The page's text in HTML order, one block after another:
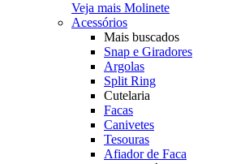
Veja mais Molinete
Acessórios
Mais buscados
Snap e Giradores
Argolas
Split Ring
Cutelaria
Facas
Canivetes
Tesouras
Afiador de Faca